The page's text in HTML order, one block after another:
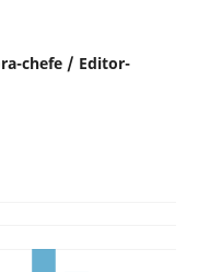
chefe / Editor-